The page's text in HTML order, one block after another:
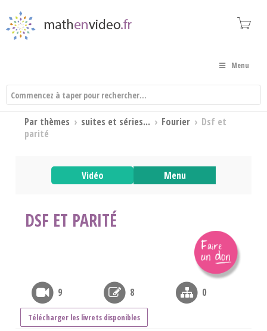
Menu
Par thèmes › suites et séries... › Fourier › Dsf et
parité
Vidéo Menu
DSF ET PARITÉ
9 8 0
Télécharger les livrets disponibles